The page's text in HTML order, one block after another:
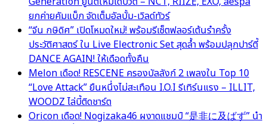
ยกค่ายคัมแบ็ก จัดเต็มอัลบั้ม-เวิลด์ทัวร์
“จีน กษิดิศ” เปิดโหมดใหม่! พร้อมรีเซ็ตฟลอร์เต้นรำครั้ง
ประวัติศาสตร์ ใน Live Electronic Set สุดล้ำ พร้อมปลุกปาร์ตี้
DANCE AGAIN! ให้เดือดทั้งคืน
Melon เดือด! RESCENE ครองบัลลังก์ 2 เพลงใน Top 10
“Love Attack” ยืนหนึ่งไม่สะเทือน I.O.I รีเทิร์นแรง – ILLIT,
WOODZ ไล่บี้ติดชาร์ต
Oricon เดือด! Nogizaka46 ผงาดแชมป์ “是非に及ばず” นำ